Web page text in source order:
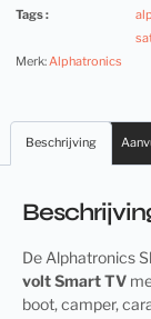
Tags :
Merk: Alphatronics
Beschrijving
De Alphatronics
volt Smart TV
boot, camper,